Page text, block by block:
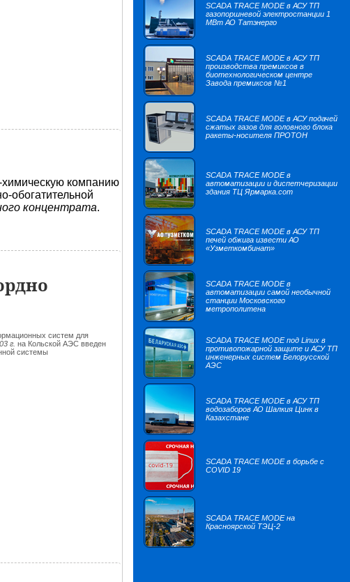
компанию
обогатительной
концентрата.
систем для
г. на Кольской АЭС введен
системы
SCADA TRACE MODE в АСУ ТП
газопоршневой электростанции 1
МВт АО Татэнерго
SCADA TRACE MODE в АСУ ТП
производства премиксов в
биотехнологическом центре
Завода премиксов №1
SCADA TRACE MODE в АСУ подачей
сжатых газов для головного блока
ракеты-носителя ПРОТОН
SCADA TRACE MODE в
автоматизации и диспетчеризации
здания ТЦ Ярмарка.com
SCADA TRACE MODE в АСУ ТП
печей обжига извести АО
«Узметкомбинат»
SCADA TRACE MODE в
автоматизации самой необычной
станции Московского
метрополитена
SCADA TRACE MODE под Linux в
противопожарной защите и АСУ ТП
инженерных систем Белорусской
АЭС
SCADA TRACE MODE в АСУ ТП
водозаборов АО Шалкия Цинк в
Казахстане
SCADA TRACE MODE в борьбе с
COVID 19
SCADA TRACE MODE на
Красноярской ТЭЦ-2